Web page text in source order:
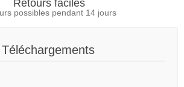
Retours faciles
possibles pendant 14 jours
Téléchargements